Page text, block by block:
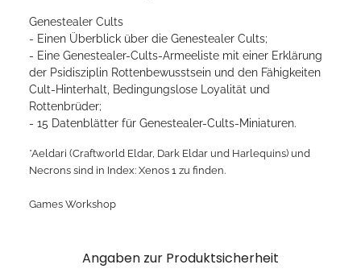
Genestealer Cults
- Einen Überblick über die Genestealer Cults;
- Eine Genestealer-Cults-Armeeliste mit einer Erklärung
der Psidisziplin Rottenbewusstsein und den Fähigkeiten
Cult-Hinterhalt, Bedingungslose Loyalität und
Rottenbrüder;
- 15 Datenblätter für Genestealer-Cults-Miniaturen.
*Aeldari (Craftworld Eldar, Dark Eldar und Harlequins) und
Necrons sind in Index: Xenos 1 zu finden.
Games Workshop
Angaben zur Produktsicherheit